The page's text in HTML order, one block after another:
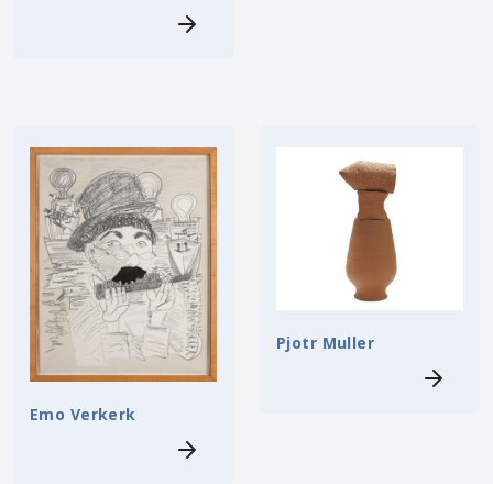
Emo Verkerk
Pjotr Muller